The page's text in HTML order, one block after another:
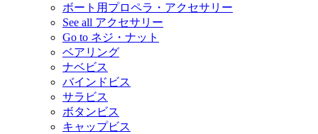
ボート用プロペラ・アクセサリー
See all アクセサリー
Go to ネジ・ナット
ベアリング
ナベビス
バインドビス
サラビス
ボタンビス
キャップビス